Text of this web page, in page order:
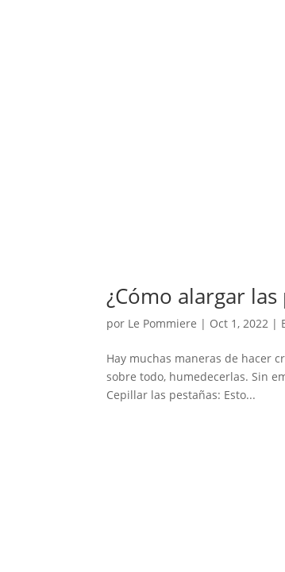
¿Cómo alargar
por Le Pommiere | Oct 1, 2022 |
Hay muchas maneras de hacer
sobre todo, humedecerlas. Sin
Cepillar las pestañas: Esto...